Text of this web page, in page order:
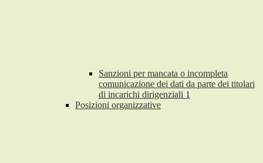
Sanzioni per mancata o incompleta
comunicazione dei dati da parte dei titolari
di incarichi dirigenziali 1
Posizioni organizzative